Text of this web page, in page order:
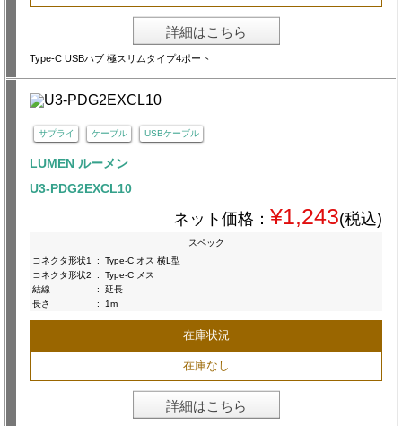
詳細はこちら
Type-C USBハブ 極スリムタイプ4ポート
サプライ ケーブル USBケーブル
LUMEN ルーメン
U3-PDG2EXCL10
ネット価格： ¥1,243(税込)
スペック
コネクタ形状1
:
Type-C オス 横L型
コネクタ形状2
:
Type-C メス
結線
:
延長
長さ
: 1m
在庫状況
在庫なし
詳細はこちら